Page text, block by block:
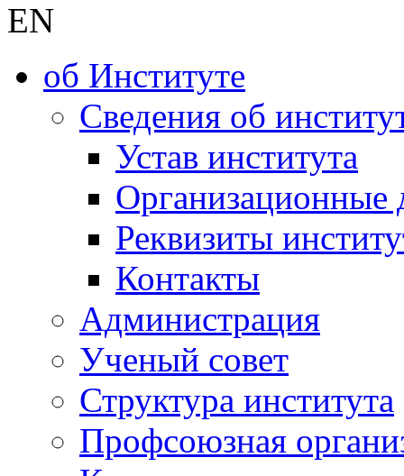
EN
об Институте
Сведения об
Устав института
Организационные
Реквизиты
Контакты
Администрация
Ученый совет
Структура института
Профсоюзная